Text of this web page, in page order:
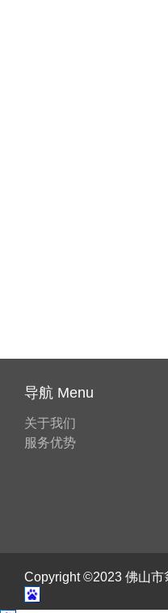
导航 Menu
关于我们
服务优势
Copyright ©2023 佛山市